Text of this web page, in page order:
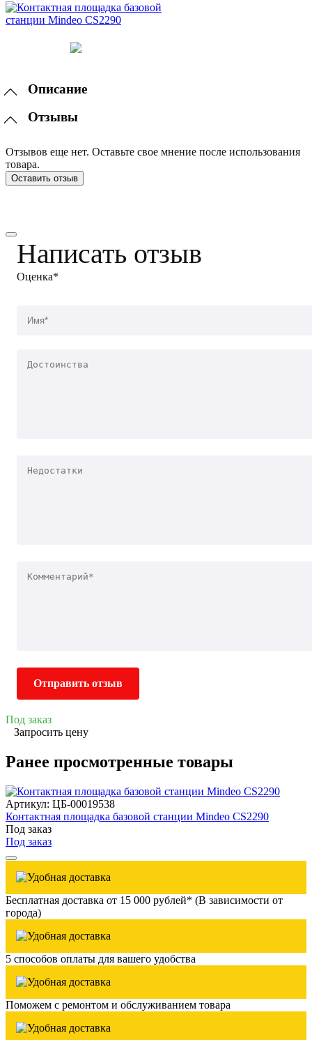
Описание
Отзывы
Отзывов еще нет. Оставьте свое мнение после использования
товара.
Оставить отзыв
Написать отзыв
Оценка*
Отправить отзыв
Под заказ
Запросить цену
Ранее просмотренные товары
Артикул: ЦБ-00019538
Контактная площадка базовой станции Mindeo CS2290
Под заказ
Под заказ
Бесплатная доставка от 15 000 рублей* (В зависимости от
города)
5 способов оплаты для вашего удобства
Поможем с ремонтом и обслуживанием товара